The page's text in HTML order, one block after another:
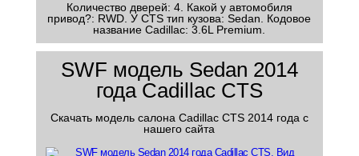
Количество дверей: 4. Какой у автомобиля
привод?: RWD. У CTS тип кузова: Sedan. Кодовое
название Cadillac: 3.6L Premium.
SWF модель Sedan 2014
года Cadillac CTS
Скачать модель салона Cadillac CTS 2014 года с
нашего сайта